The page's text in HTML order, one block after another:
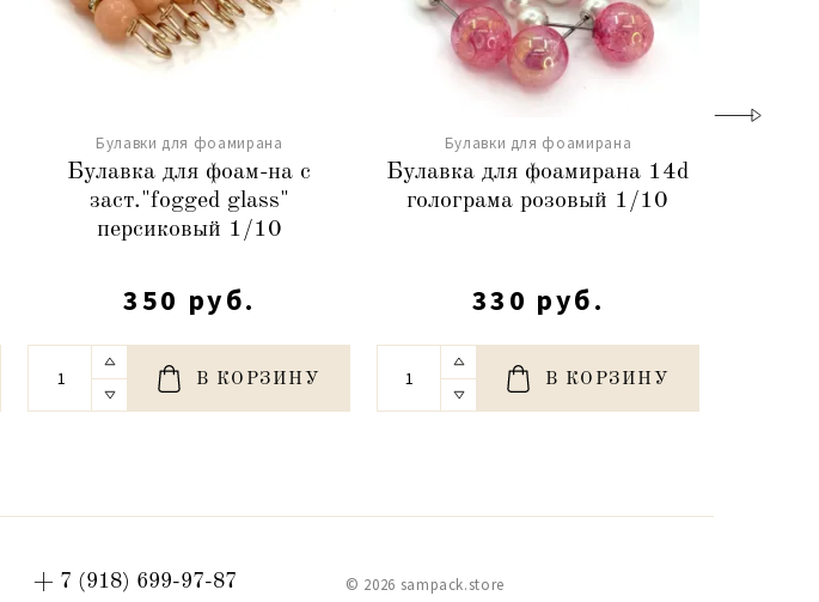
Булавки для фоамирана
Булавка для фоам-на с
заст."fogged glass"
персиковый 1/10
350 руб.
В КОРЗИНУ
Булавки для фоамирана
Булавка для фоамирана 14d
голограма розовый 1/10
330 руб.
В КОРЗИНУ
+ 7 (918) 699-97-87 © 2026 sampack.store